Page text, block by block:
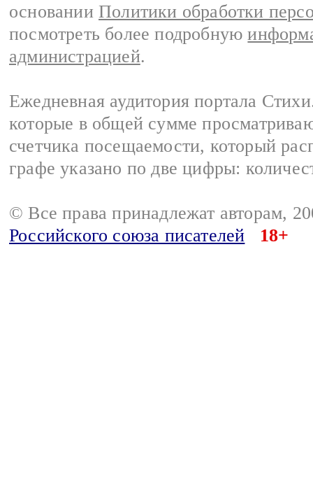
основании Политики обработки
посмотреть более подробную
администрацией.
Ежедневная аудитория портала
которые в общей сумме
счетчика посещаемости, который
графе указано по две цифры:
© Все права принадлежат авторам,
Российского союза писателей
18+